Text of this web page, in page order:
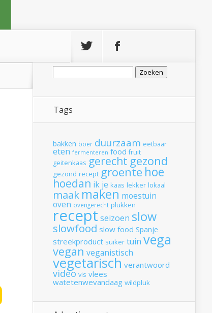
Zoeken
Tags
bakken boer duurzaam eetbaar
eten fermenteren food fruit
geitenkaas gerecht gezond
gezond recept groente hoe
hoedan ik je kaas lekker lokaal
maak maken moestuin
oven ovengerecht plukken
recept seizoen slow
slowfood slow food Spanje
streekproduct suiker tuin vega
vegan veganistisch
vegetarisch verantwoord
video vis vlees
watetenwevandaag wildpluk